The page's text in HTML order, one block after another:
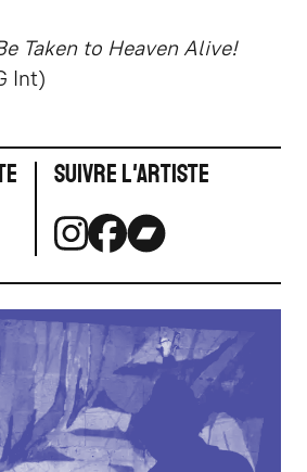
Taken to Heaven Alive!
Int)
Suivre l'artiste